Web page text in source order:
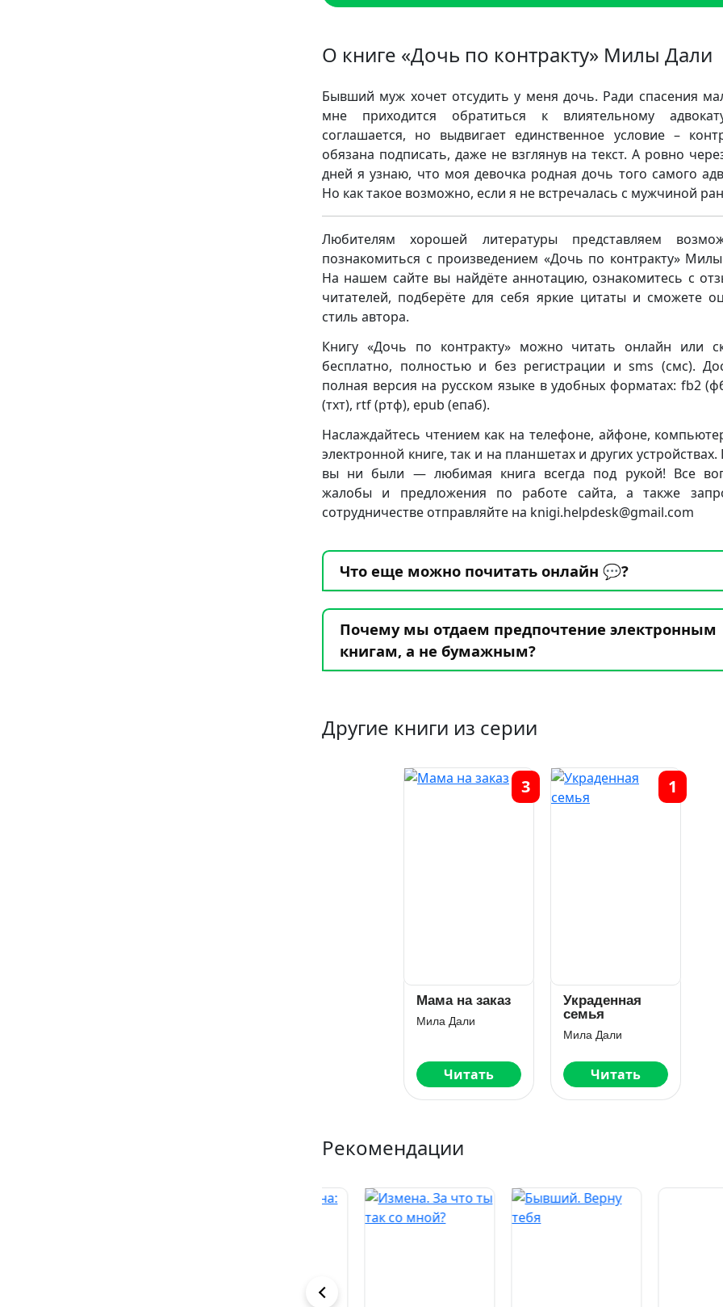
О книге «Дочь по контракту» Милы Дали
Бывший муж хочет отсудить у меня дочь. Ради спасения
мне приходится обратиться к влиятельному
соглашается, но выдвигает единственное условие –
обязана подписать, даже не взглянув на текст. А ровно
дней я узнаю, что моя девочка родная дочь того самого
Но как такое возможно, если я не встречалась с мужчиной
Любителям хорошей литературы представляем
познакомиться с произведением «Дочь по контракту»
На нашем сайте вы найдёте аннотацию, ознакомитесь с
читателей, подберёте для себя яркие цитаты и сможете
стиль автора.
Книгу «Дочь по контракту» можно читать онлайн или
бесплатно, полностью и без регистрации и sms (смс).
полная версия на русском языке в удобных форматах: fb2
(тхт), rtf (ртф), epub (епаб).
Наслаждайтесь чтением как на телефоне, айфоне,
электронной книге, так и на планшетах и других устройствах.
вы ни были — любимая книга всегда под рукой! Все
жалобы и предложения по работе сайта, а также
сотрудничестве отправляйте на knigi.helpdesk@gmail.com
Что еще можно почитать онлайн 💬?
Почему мы отдаем предпочтение электронным
книгам, а не бумажным?
Другие книги из серии
Мама на заказ
Мила Дали
Читать
3
Украденная
семья
Мила Дали
Читать
1
Рекомендации